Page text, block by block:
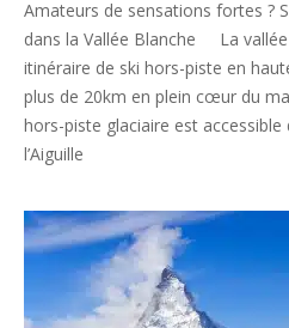
Amateurs de sensations fortes ?
dans la Vallée Blanche La
itinéraire de ski hors-piste en
plus de 20km en plein cœur du
hors-piste glaciaire est
l’Aiguille